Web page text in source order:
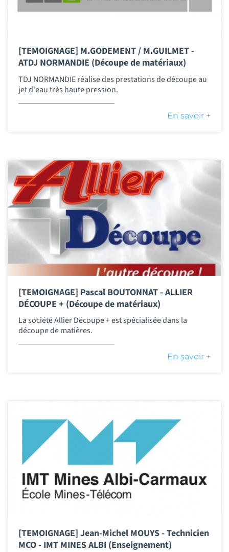
[TEMOIGNAGE] M.GODEMENT / M.GUILMET -
ATDJ NORMANDIE (Découpe de matériaux)
TDJ NORMANDIE réalise des prestations de découpe au
jet d'eau très haute pression.
En savoir +
[TEMOIGNAGE] Pascal BOUTONNAT - ALLIER
DÉCOUPE + (Découpe de matériaux)
La société Allier Découpe + est spécialisée dans la
découpe de matières.
En savoir +
[TEMOIGNAGE] Jean-Michel MOUYS - Technicien
MCO - IMT MINES ALBI (Enseignement)